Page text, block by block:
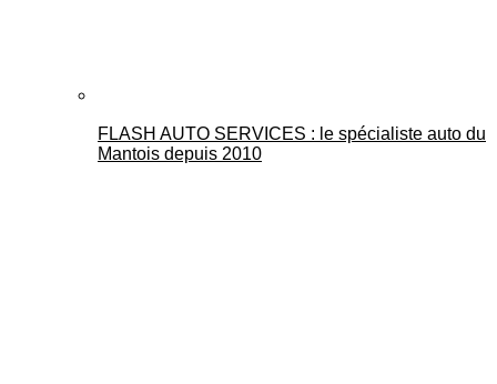
FLASH AUTO SERVICES : le spécialiste auto du
Mantois depuis 2010